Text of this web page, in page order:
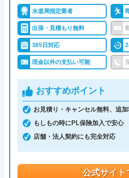
対応エリア 全国（一部地域
街角水道工事相談所は全国に
理業者です。給水装置工事主
したスタッフが最短30分で駆
りと修理を行なってくれます。
明瞭会計であるため、工事前
5,800円～から対応してくれます
支払い方法は現金以外にも銀
ード・コンビニ決済から選べ
でも安心です。
出張費・見積もり料も無料で
受け付けているので、気軽に
いかがでしょうか。
水道局指定業者
出張・見積もり無料
365日対応
現金以外の支払い可能
おすすめポイント
お見積り・キャンセル無料、追
もしもの時にPL保険加入で安心
店舗・法人契約にも完全対応
公式サイト